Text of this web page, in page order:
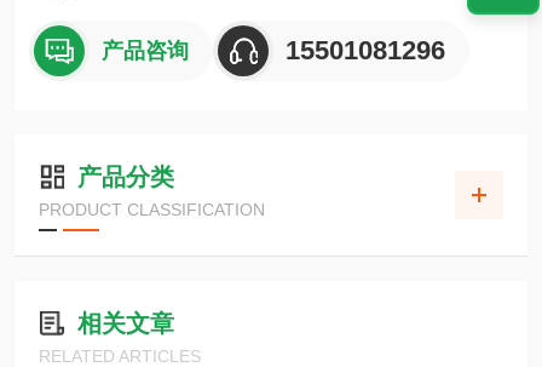
产品咨询 15501081296
产品分类
PRODUCT CLASSIFICATION
相关文章
RELATED ARTICLES